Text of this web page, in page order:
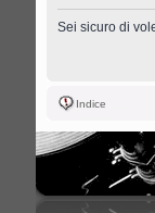
Sei sicuro di
Indice